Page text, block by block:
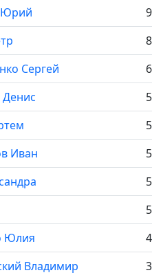
Сергей
Денис
Иван
Юлия
Владимир